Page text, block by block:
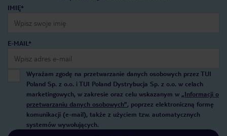
IMIĘ*
E-MAIL*
Wyrażam zgodę na przetwarzanie danych osobowych przez TUI
Poland Sp. z o.o. i TUI Poland Dystrybucja Sp. z o.o. w celach
marketingowych, w zakresie oraz celu wskazanym w „Informacji o
przetwarzaniu danych osobowych”, poprzez elektroniczną formę
komunikacji (e-mail), także z użyciem tzw. automatycznych
systemów wywołujących.